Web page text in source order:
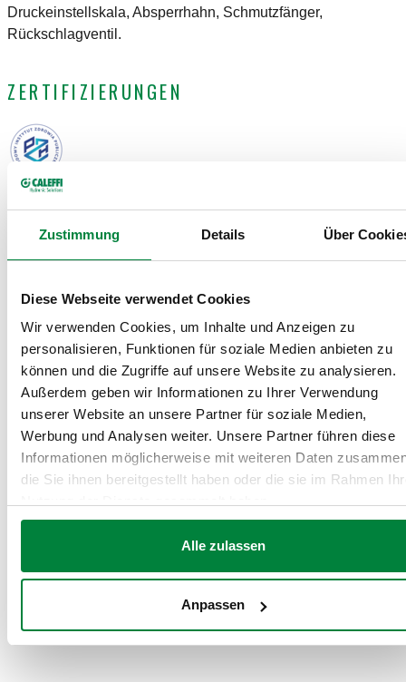
Zustimmung Details Über
Diese Webseite verwendet Cookies
Wir verwenden Cookies, um Inhalte und Anzeigen zu
personalisieren, Funktionen für soziale Medien anbieten zu
können und die Zugriffe auf unsere Website zu analysieren.
Außerdem geben wir Informationen zu Ihrer Verwendung
unserer Website an unsere Partner für soziale Medien,
Werbung und Analysen weiter. Unsere Partner führen diese
Informationen möglicherweise mit weiteren Daten
die Sie ihnen bereitgestellt haben oder die sie im Rahmen
Alle zulassen
Anpassen
Druckeinstellskala, Absperrhahn, Schmutzfänger,
Rückschlagventil.
ZERTIFIZIERUNGEN
ZEICHNUNGEN UND SPEZIFIKATIONEN
Artikelnummer IN Verbindung OUT-Anschluss
553740
Ø 15
Einlass,
Schlauchanschluss
G 1/2" (ISO
228-1) IG
Endauslass
-
2D-Zeichnungen
BIM